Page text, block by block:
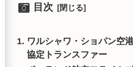
目次
ワルシャワ・ショパン空
協定トランスファー